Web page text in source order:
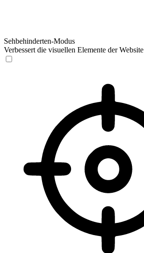
Sehbehinderten-Modus
Verbessert die visuellen Elemente der Website